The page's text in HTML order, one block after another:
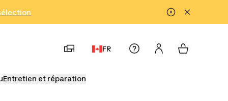
FR
Entretien et réparation